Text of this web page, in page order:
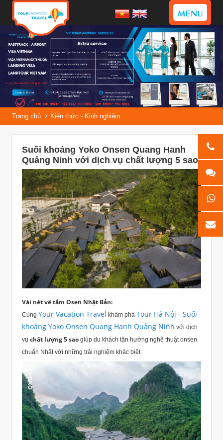
MENU
Trang chủ Kiến thức - Kinh nghiệm
Suối khoáng Yoko Onsen Quang Hanh
Quảng Ninh với dịch vụ chất lượng 5 sao
Vài nét về tắm Osen Nhật Bản:
Cùng Your Vacation Travel khám phá Tour Hà Nội - Suối
khoáng Yoko Onsen Quang Hanh Quảng Ninh với dịch
vụ chất lượng 5 sao giúp du khách tận hưởng nghệ thuật onsen
chuẩn Nhật với những trải nghiệm khác biệt.